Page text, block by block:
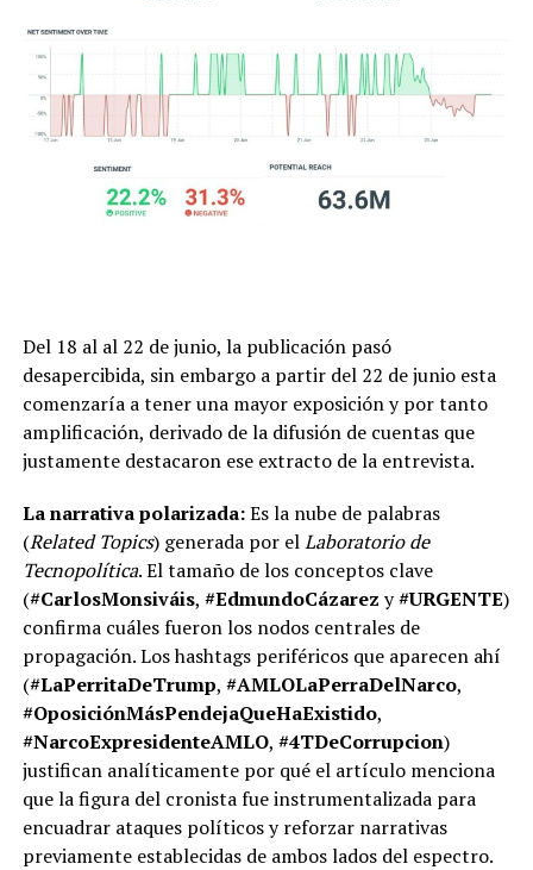
Del 18 al al 22 de junio, la publicación pasó
desapercibida, sin embargo a partir del 22 de junio esta
comenzaría a tener una mayor exposición y por tanto
amplificación, derivado de la difusión de cuentas que
justamente destacaron ese extracto de la entrevista.
La narrativa polarizada:Es la nube de palabras
(Related Topics) generada por elLaboratorio de
Tecnopolítica. El tamaño de los conceptos clave
(#CarlosMonsiváis, #EdmundoCázarez y#URGENTE)
confirma cuáles fueron los nodos centrales de
propagación. Los hashtags periféricos que aparecen ahí
(#LaPerritaDeTrump, #AMLOLaPerraDelNarco,
#OposiciónMásPendejaQueHaExistido,
#NarcoExpresidenteAMLO, #4TDeCorrupcion)
justifican analíticamente por qué el artículo menciona
que la figura del cronista fue instrumentalizada para
encuadrar ataques políticos y reforzar narrativas
previamente establecidas de ambos lados del espectro.